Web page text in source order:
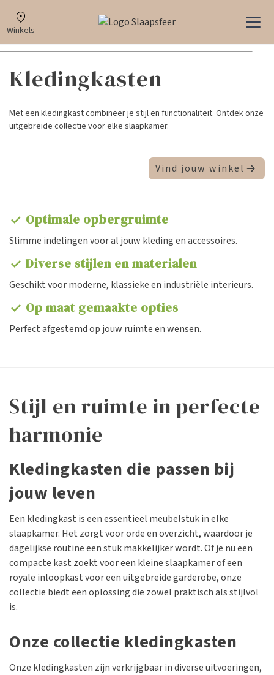
Winkels
Kledingkasten
Met een kledingkast combineer je stijl en functionaliteit. Ontdek onze
uitgebreide collectie voor elke slaapkamer.
Vind jouw winkel
check Optimale opbergruimte
Slimme indelingen voor al jouw kleding en accessoires.
check Diverse stijlen en materialen
Geschikt voor moderne, klassieke en industriële interieurs.
check Op maat gemaakte opties
Perfect afgestemd op jouw ruimte en wensen.
Stijl en ruimte in perfecte
harmonie
Kledingkasten die passen bij
jouw leven
Een kledingkast is een essentieel meubelstuk in elke
slaapkamer. Het zorgt voor orde en overzicht, waardoor je
dagelijkse routine een stuk makkelijker wordt. Of je nu een
compacte kast zoekt voor een kleine slaapkamer of een
royale inloopkast voor een uitgebreide garderobe, onze
collectie biedt een oplossing die zowel praktisch als stijlvol
is.
Onze collectie kledingkasten
Onze kledingkasten zijn verkrijgbaar in diverse uitvoeringen,